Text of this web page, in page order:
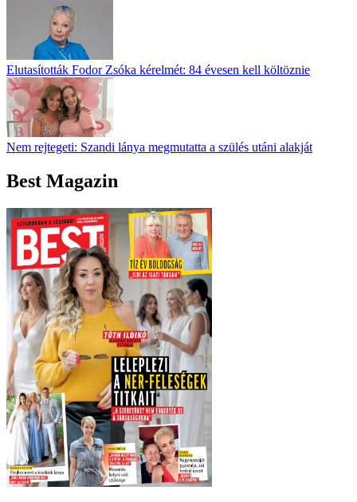
Elutasították Fodor Zsóka kérelmét: 84 évesen kell költöznie
Nem rejtegeti: Szandi lánya megmutatta a szülés utáni alakját
Best Magazin